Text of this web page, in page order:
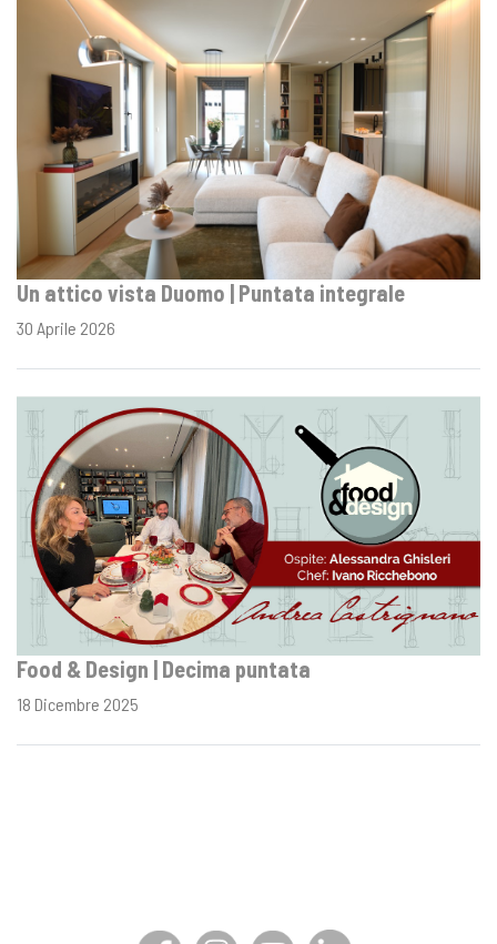
Un attico vista Duomo | Puntata integrale
30 Aprile 2026
Food & Design | Decima puntata
18 Dicembre 2025